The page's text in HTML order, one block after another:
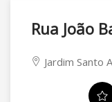
Rua João
Jardim Santo